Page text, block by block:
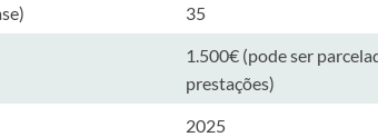
​35
1.500€ (pode ser
prestações)
2025